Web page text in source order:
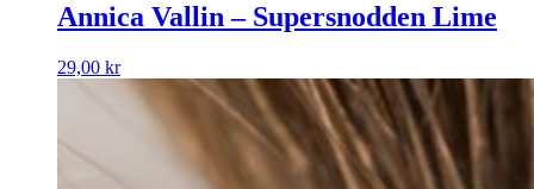
Annica Vallin – Supersnodden Lime
29,00 kr